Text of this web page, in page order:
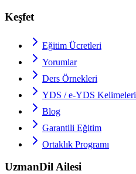
Keşfet
Eğitim Ücretleri
Yorumlar
Ders Örnekleri
YDS / e-YDS Kelimeleri
Blog
Garantili Eğitim
Ortaklık Programı
UzmanDil Ailesi